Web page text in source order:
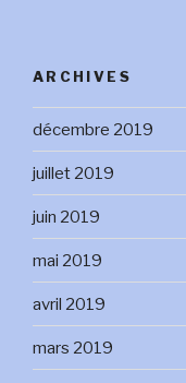
ARCHIVES
décembre 2019
juillet 2019
juin 2019
mai 2019
avril 2019
mars 2019